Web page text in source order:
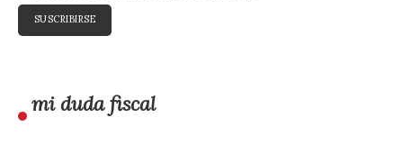
mi duda fiscal